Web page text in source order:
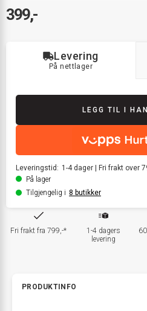
399,-
Levering
På nettlager
LEGG TIL I
Leveringstid: 1-4 dager
Fri frakt over
På lager
Tilgjengelig i 8 butikker
Fri frakt fra 799,-*
1-4 dagers
levering
PRODUKTINFO